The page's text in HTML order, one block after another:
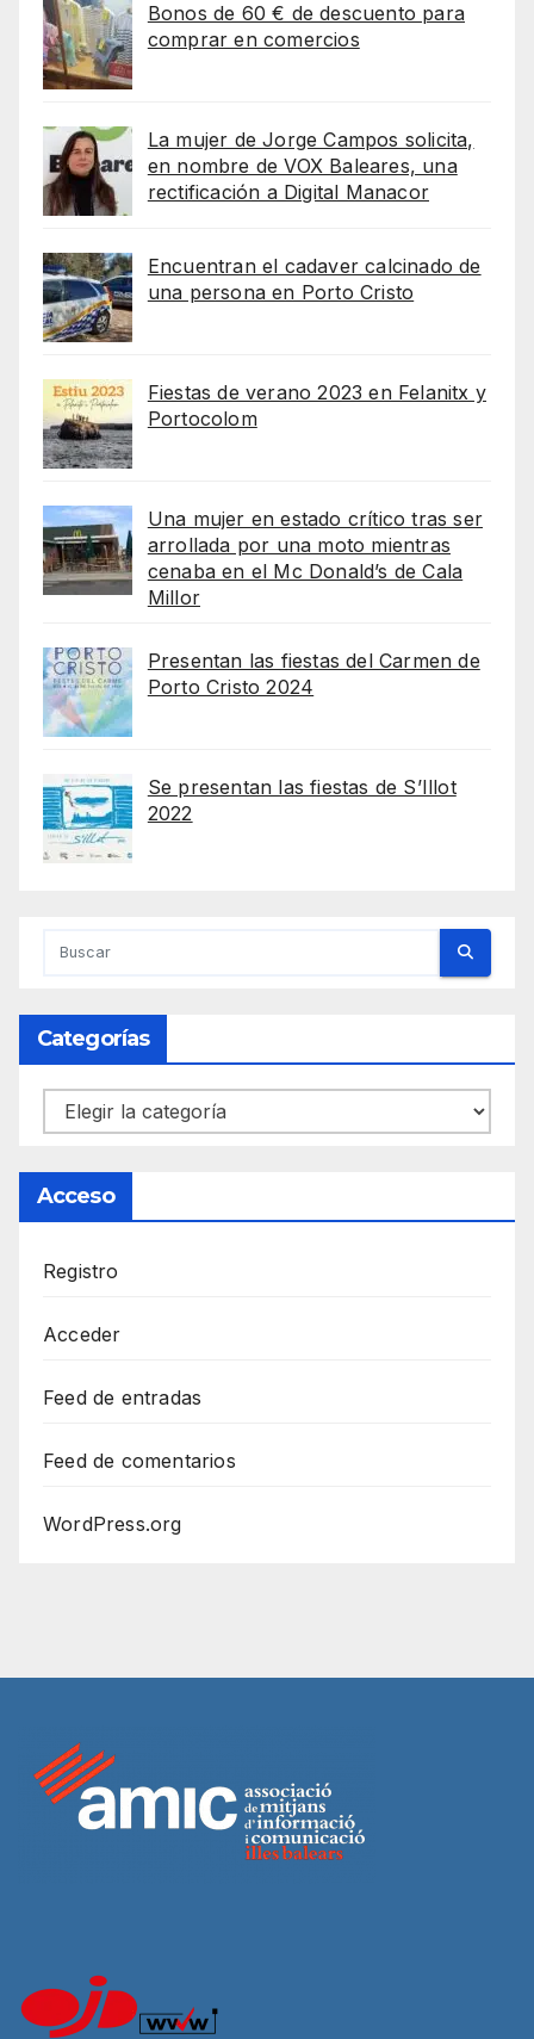
Bonos de 60 € de descuento para
comprar en comercios
La mujer de Jorge Campos solicita,
en nombre de VOX Baleares, una
rectificación a Digital Manacor
Encuentran el cadaver calcinado de
una persona en Porto Cristo
Fiestas de verano 2023 en Felanitx y
Portocolom
Una mujer en estado crítico tras ser
arrollada por una moto mientras
cenaba en el Mc Donald’s de Cala
Millor
Presentan las fiestas del Carmen de
Porto Cristo 2024
Se presentan las fiestas de S’Illot
2022
Categorías
Categorías
Acceso
Registro
Acceder
Feed de entradas
Feed de comentarios
WordPress.org